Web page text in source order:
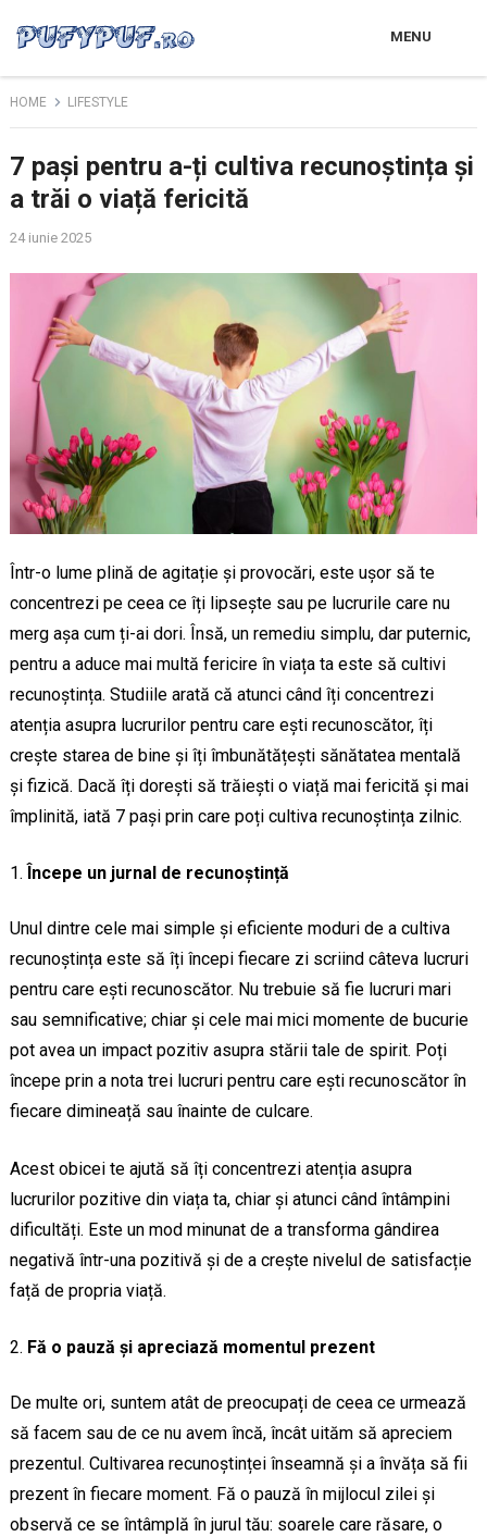
MENU
HOME LIFESTYLE
7 pași pentru a-ți cultiva recunoștința și
a trăi o viață fericită
24 iunie 2025
Într-o lume plină de agitație și provocări, este ușor să te
concentrezi pe ceea ce îți lipsește sau pe lucrurile care nu
merg așa cum ți-ai dori. Însă, un remediu simplu, dar puternic,
pentru a aduce mai multă fericire în viața ta este să cultivi
recunoștința. Studiile arată că atunci când îți concentrezi
atenția asupra lucrurilor pentru care ești recunoscător, îți
crește starea de bine și îți îmbunătățești sănătatea mentală
și fizică. Dacă îți dorești să trăiești o viață mai fericită și mai
împlinită, iată 7 pași prin care poți cultiva recunoștința zilnic.
Începe un jurnal de recunoștință
Unul dintre cele mai simple și eficiente moduri de a cultiva
recunoștința este să îți începi fiecare zi scriind câteva lucruri
pentru care ești recunoscător. Nu trebuie să fie lucruri mari
sau semnificative; chiar și cele mai mici momente de bucurie
pot avea un impact pozitiv asupra stării tale de spirit. Poți
începe prin a nota trei lucruri pentru care ești recunoscător în
fiecare dimineață sau înainte de culcare.
Acest obicei te ajută să îți concentrezi atenția asupra
lucrurilor pozitive din viața ta, chiar și atunci când întâmpini
dificultăți. Este un mod minunat de a transforma gândirea
negativă într-una pozitivă și de a crește nivelul de satisfacție
față de propria viață.
Fă o pauză și apreciază momentul prezent
De multe ori, suntem atât de preocupați de ceea ce urmează
să facem sau de ce nu avem încă, încât uităm să apreciem
prezentul. Cultivarea recunoștinței înseamnă și a învăța să fii
prezent în fiecare moment. Fă o pauză în mijlocul zilei și
observă ce se întâmplă în jurul tău: soarele care răsare, o